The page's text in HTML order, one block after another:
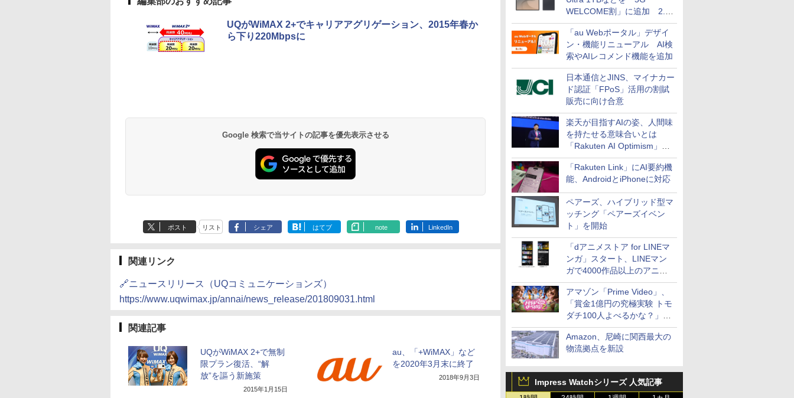
WELCOME割」に追加 2.2
万円引き
「au Webポータル」デザイ
ン・機能リニューアル AI検
索やAIレコメンド機能を追加
日本通信とJINS、マイナカー
ド認証「FPoS」活用の割賦
販売に向け合意
楽天が目指すAIの姿、人間味
を持たせる意味合いとは
「Rakuten AI Optimism」三
木谷氏の基調講演
「Rakuten Link」にAI要約機
能、AndroidとiPhoneに対応
ペアーズ、ハイブリッド型マ
ッチング「ペアーズイベン
ト」を開始
「dアニメストア for LINEマ
ンガ」スタート、LINEマン
ガで4000作品以上のアニメ
見放題
アマゾン「Prime Video」、
「賞金1億円の究極実験 トモ
ダチ100人よべるかな？」シ
ーズン2の参加者公開
Amazon、尼崎に関西最大の
物流拠点を新設
Impress Watchシリーズ 人気記事
UQがWiMAX 2+でキャリアアグリゲーション、2015年春か
ら下り220Mbpsに
Google 検索で当サイトの記事を優先表示させる
ポスト リスト シェア はてブ note LinkedIn
関連リンク
🔗ニュースリリース（UQコミュニケーションズ）
https://www.uqwimax.jp/annai/news_release/201809031.html
関連記事
UQがWiMAX 2+で無制
限プラン復活、“解
放”を謳う新施策
2015年1月15日
au、「+WiMAX」など
を2020年3月末に終了
2018年9月3日